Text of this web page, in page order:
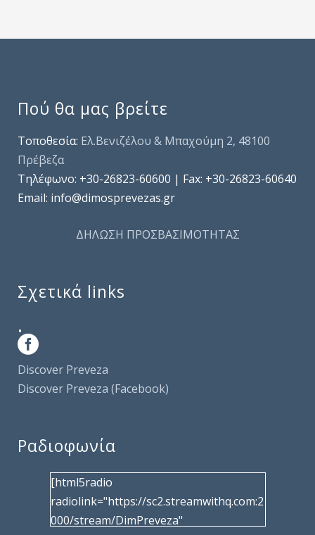
Πού θα μας βρείτε
Τοποθεσία: Ελ.Βενιζέλου & Μπαχούμη 2, 48100
Πρέβεζα
Τηλέφωνo: +30-26823-60600 | Fax: +30-26823-60640
Email: info@dimosprevezas.gr
ΔΗΛΩΣΗ ΠΡΟΣΒΑΣΙΜΟΤΗΤΑΣ
Σχετικά links
.
Discover Preveza
Discover Preveza (Facebook)
Ραδιοφωνία
[html5radio
radiolink="https://sc2.streamwithq.com:2
000/stream/DimPreveza"